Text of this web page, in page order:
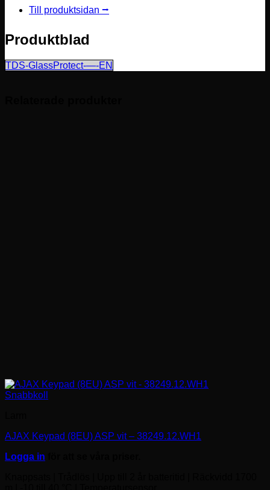
Till produktsidan ⭢
Produktblad
TDS-GlassProtect-—-EN
Snabbkoll
AJAX Keypad (8EU) ASP vit – 38249.12.WH1
Logga in